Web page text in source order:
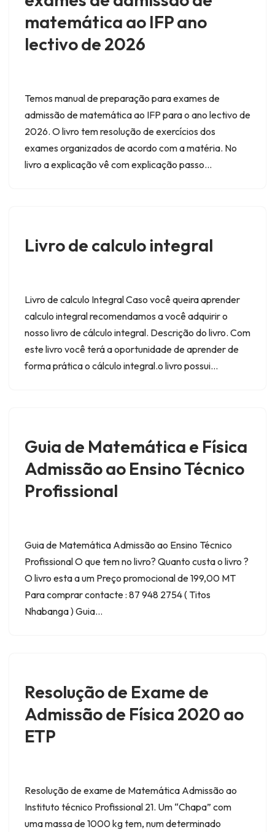
matemática ao IFP ano
lectivo de 2026
Temos manual de preparação para exames de
admissão de matemática ao IFP para o ano lectivo de
2026. O livro tem resolução de exercícios dos
exames organizados de acordo com a matéria. No
livro a explicação vê com explicação passo…
Livro de calculo integral
Livro de calculo Integral Caso você queira aprender
calculo integral recomendamos a você adquirir o
nosso livro de cálculo integral. Descrição do livro. Com
este livro você terá a oportunidade de aprender de
forma prática o cálculo integral.o livro possui…
Guia de Matemática e Física
Admissão ao Ensino Técnico
Profissional
Guia de Matemática Admissão ao Ensino Técnico
Profissional O que tem no livro? Quanto custa o livro ?
O livro esta a um Preço promocional de 199,00 MT
Para comprar contacte : 87 948 2754 ( Titos
Nhabanga ) Guia…
Resolução de Exame de
Admissão de Física 2020 ao
ETP
Resolução de exame de Matemática Admissão ao
Instituto técnico Profissional 21. Um “Chapa” com
uma massa de 1000 kg tem, num determinado